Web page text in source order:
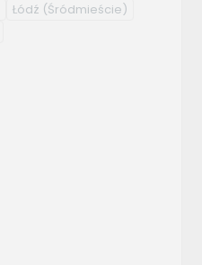
Łódź (Śródmieście)